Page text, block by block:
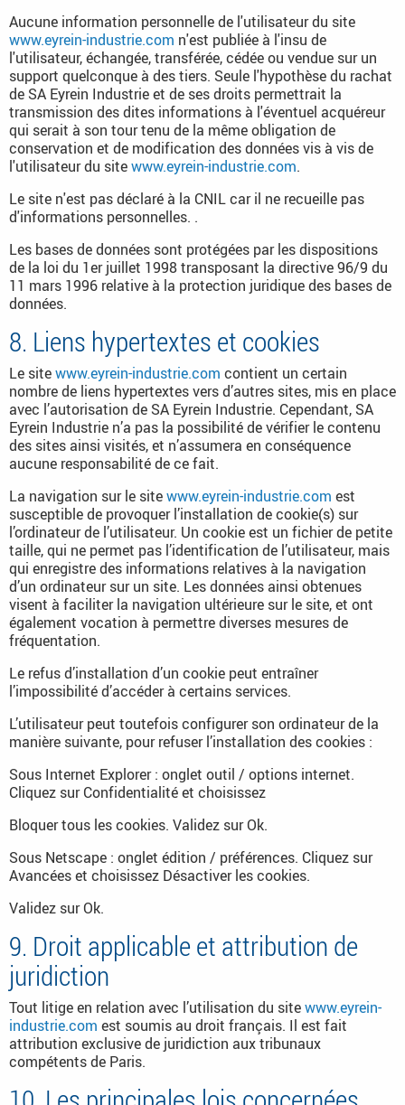
Aucune information personnelle de l'utilisateur du site
www.eyrein-industrie.com n'est publiée à l'insu de
l'utilisateur, échangée, transférée, cédée ou vendue sur un
support quelconque à des tiers. Seule l'hypothèse du rachat
de SA Eyrein Industrie et de ses droits permettrait la
transmission des dites informations à l'éventuel acquéreur
qui serait à son tour tenu de la même obligation de
conservation et de modification des données vis à vis de
l'utilisateur du sitewww.eyrein-industrie.com.
Le site n'est pas déclaré à la CNIL car il ne recueille pas
d'informations personnelles. .
Les bases de données sont protégées par les dispositions
de la loi du 1er juillet 1998 transposant la directive 96/9 du
11 mars 1996 relative à la protection juridique des bases de
données.
8. Liens hypertextes et cookies
Le sitewww.eyrein-industrie.com contient un certain
nombre de liens hypertextes vers d’autres sites, mis en place
avec l’autorisation de SA Eyrein Industrie. Cependant, SA
Eyrein Industrie n’a pas la possibilité de vérifier le contenu
des sites ainsi visités, et n’assumera en conséquence
aucune responsabilité de ce fait.
La navigation sur le sitewww.eyrein-industrie.com est
susceptible de provoquer l’installation de cookie(s) sur
l’ordinateur de l’utilisateur. Un cookie est un fichier de petite
taille, qui ne permet pas l’identification de l’utilisateur, mais
qui enregistre des informations relatives à la navigation
d’un ordinateur sur un site. Les données ainsi obtenues
visent à faciliter la navigation ultérieure sur le site, et ont
également vocation à permettre diverses mesures de
fréquentation.
Le refus d’installation d’un cookie peut entraîner
l’impossibilité d’accéder à certains services.
L’utilisateur peut toutefois configurer son ordinateur de la
manière suivante, pour refuser l’installation des cookies :
Sous Internet Explorer : onglet outil / options internet.
Cliquez sur Confidentialité et choisissez
Bloquer tous les cookies. Validez sur Ok.
Sous Netscape : onglet édition / préférences. Cliquez sur
Avancées et choisissez Désactiver les cookies.
Validez sur Ok.
9. Droit applicable et attribution de
juridiction
Tout litige en relation avec l’utilisation du sitewww.eyrein-
industrie.com est soumis au droit français. Il est fait
attribution exclusive de juridiction aux tribunaux
compétents de Paris.